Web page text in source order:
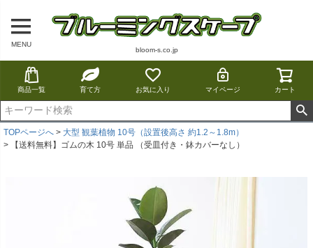
MENU
bloom-s.co.jp
商品一覧 育て方 お気に入り マイページ カート
TOPページへ
大型 観葉植物 10号（設置後高さ 約1.2～1.8m）
【送料無料】ゴムの木 10号 単品 （受皿付き・鉢カバーなし）